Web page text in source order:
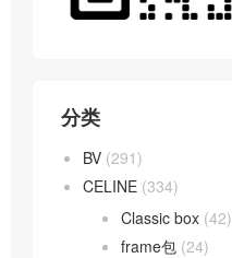
分类
BV (291)
CELINE (334)
Classic box (42)
frame包 (24)